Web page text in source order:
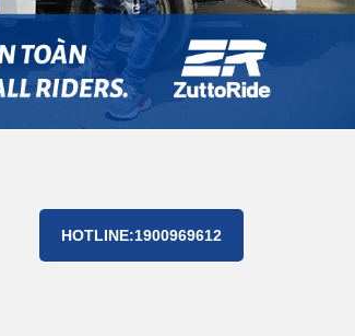
HOTLINE:1900969612